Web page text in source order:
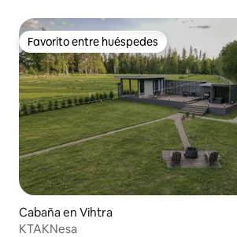
Favorito entre huéspedes
Favorito entre huéspedes
Cabaña en Vihtra
KTAKNesa